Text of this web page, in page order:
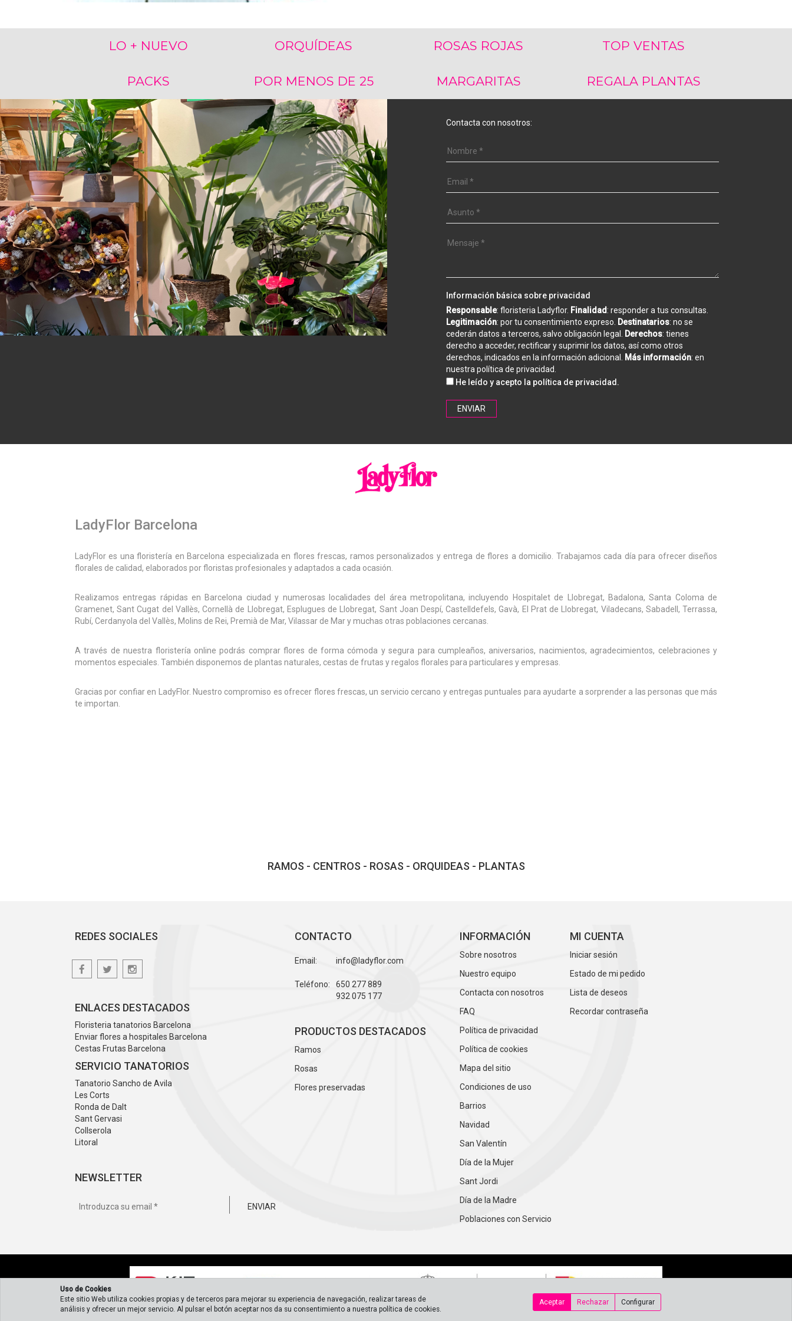
LO + NUEVO ORQUÍDEAS ROSAS ROJAS TOP VENTAS
PACKS POR MENOS DE 25 MARGARITAS REGALA PLANTAS
Contacta con nosotros:
Información básica sobre privacidad
Responsable: floristeria Ladyflor. Finalidad : responder a tus consultas.
Legitimación: por tu consentimiento expreso. Destinatarios: no se
cederán datos a terceros, salvo obligación legal.
Derechos: tienes
derecho a acceder, rectificar y suprimir los datos, así como otros
derechos, indicados en la información adicional.
Más información: en
nuestra política de privacidad
He leído y acepto la política de privacidad .
ENVIAR
LadyFlor Barcelona
LadyFlor es una floristería en Barcelona especializada en flores frescas, ramos personalizados y entrega de flores a domicilio. Trabajamos cada día para ofrecer diseños
florales de calidad, elaborados por floristas profesionales y adaptados a cada ocasión.
Realizamos entregas rápidas en Barcelona ciudad y numerosas localidades del área metropolitana, incluyendo Hospitalet de Llobregat, Badalona, Santa Coloma de
Gramenet, Sant Cugat del Vallès, Cornellà de Llobregat, Esplugues de Llobregat, Sant Joan Despí, Castelldefels, Gavà, El Prat de Llobregat, Viladecans, Sabadell, Terrassa,
Rubí, Cerdanyola del Vallès, Molins de Rei, Premià de Mar, Vilassar de Mar y muchas otras poblaciones cercanas.
A través de nuestra floristería online podrás comprar flores de forma cómoda y segura para cumpleaños, aniversarios, nacimientos, agradecimientos, celebraciones y
momentos especiales. También disponemos de plantas naturales, cestas de frutas y regalos florales para particulares y empresas.
Gracias por confiar en LadyFlor. Nuestro compromiso es ofrecer flores frescas, un servicio cercano y entregas puntuales para ayudarte a sorprender a las personas que más
te importan.
RAMOS - CENTROS - ROSAS - ORQUIDEAS - PLANTAS
REDES SOCIALES
ENLACES DESTACADOS
Floristeria tanatorios Barcelona
Enviar flores a hospitales Barcelona
Cestas Frutas Barcelona
SERVICIO TANATORIOS
Tanatorio Sancho de Avila
Les Corts
Ronda de Dalt
Sant Gervasi
Collserola
Litoral
NEWSLETTER
ENVIAR
CONTACTO
Email: info@ladyflor.com
Teléfono:
650 277 889
932 075 177
PRODUCTOS DESTACADOS
Ramos
Rosas
Flores preservadas
INFORMACIÓN
Sobre nosotros
Nuestro equipo
Contacta con nosotros
FAQ
Política de privacidad
Política de cookies
Mapa del sitio
Condiciones de uso
Barrios
Navidad
San Valentín
Día de la Mujer
Sant Jordi
Día de la Madre
Poblaciones con Servicio
MI CUENTA
Iniciar sesión
Estado de mi pedido
Lista de deseos
Recordar contraseña
Uso de Cookies
Este sitio Web utiliza cookies propias y de terceros para mejorar su experiencia de navegación, realizar tareas de
análisis y ofrecer un mejor servicio. Al pulsar el botón aceptar nos da su consentimiento a nuestra política de cookies.
Aceptar Rechazar Configurar